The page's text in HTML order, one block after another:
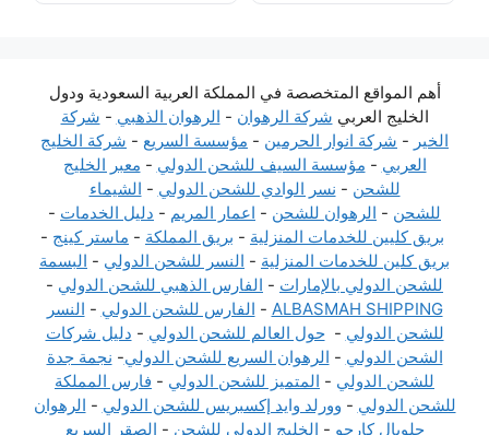
أهم المواقع المتخصصة في المملكة العربية السعودية ودول
الخليج العربي شركة الرهوان - الرهوان الذهبي - شركة
الخير - شركة انوار الحرمين - مؤسسة السريع - شركة الخليج
العربي - مؤسسة السيف للشحن الدولي - معبر الخليج
للشحن - نسر الوادي للشحن الدولي - الشيماء
للشحن - الرهوان للشحن - اعمار المريم - دليل الخدمات -
بريق كليين للخدمات المنزلية - بريق المملكة - ماستر كينج -
بريق كلين للخدمات المنزلية - النسر للشحن الدولي - البسمة
للشحن الدولي بالإمارات - الفارس الذهبي للشحن الدولي -
ALBASMAH SHIPPING
- الفارس للشحن الدولي - النسر
للشحن الدولي -حول العالم للشحن الدولي - دليل شركات
الشحن الدولي - الرهوان السريع للشحن الدولي- نجمة جدة
للشحن الدولي - المتميز للشحن الدولي - فارس المملكة
للشحن الدولي - وورلد وايد إكسبريس للشحن الدولي - الرهوان
جلوبال كارجو - الخليج الدولي للشحن - الصقر السريع